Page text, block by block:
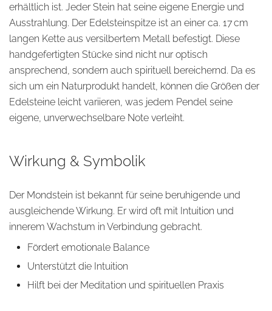
erhältlich ist. Jeder Stein hat seine eigene Energie und
Ausstrahlung. Der Edelsteinspitze ist an einer ca. 17 cm
langen Kette aus versilbertem Metall befestigt. Diese
handgefertigten Stücke sind nicht nur optisch
ansprechend, sondern auch spirituell bereichernd. Da es
sich um ein Naturprodukt handelt, können die Größen der
Edelsteine leicht variieren, was jedem Pendel seine
eigene, unverwechselbare Note verleiht.
Wirkung & Symbolik
Der Mondstein ist bekannt für seine beruhigende und
ausgleichende Wirkung. Er wird oft mit Intuition und
innerem Wachstum in Verbindung gebracht.
Fördert emotionale Balance
Unterstützt die Intuition
Hilft bei der Meditation und spirituellen Praxis